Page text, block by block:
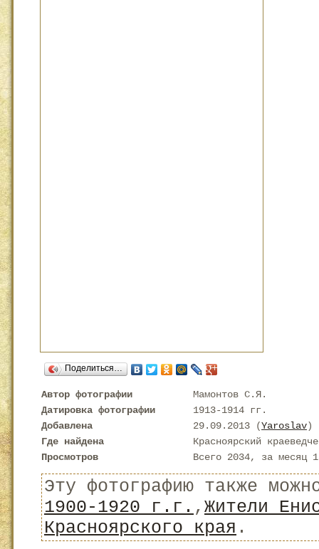
Поделиться…
Автор фотографии
Мамонтов С.Я.
Датировка фотографии
1913-1914 гг.
Добавлена
29.09.2013 (Yaroslav)
Где найдена
Красноярский
Просмотров
Всего 2034, за месяц
Эту фотографию также
1900-1920 г.г. , Жители
Красноярского края .